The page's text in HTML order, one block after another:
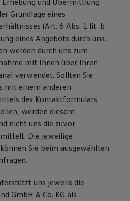
Grundlage eines
(Art. 6 Abs. 1 lit. b
eines Angebots durch uns.
werden durch uns zum
mit Ihnen über Ihren
verwendet. Sollten Sie
mit einem anderen
des Kontaktformulars
werden diesem
nicht uns die zuvor
Die jeweilige
Sie beim ausgewählten
uns jeweils die
GmbH & Co. KG als